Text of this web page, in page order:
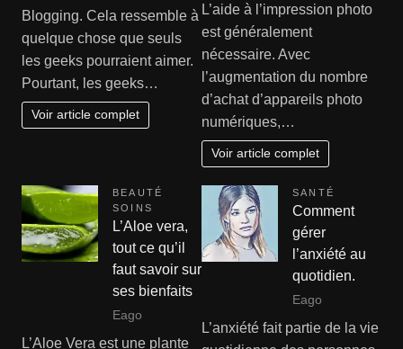
Blogging. Cela ressemble à
quelque chose que seuls
les geeks pourraient aimer.
Pourtant, les geeks…
Voir article complet
L’aide à l’impression photo
est généralement
nécessaire. Avec
l’augmentation du nombre
d’achat d’appareils photo
numériques,…
Voir article complet
BEAUTÉ
SOINS
L’Aloe vera,
tout ce qu’il
faut savoir sur
ses bienfaits
Eago
L’Aloe Vera est une plante
SANTÉ
Comment
gérer
l’anxiété au
quotidien.
Eago
L’anxiété fait partie de la vie